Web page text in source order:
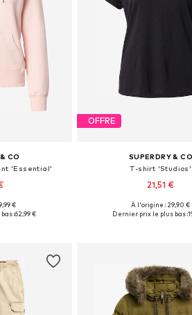
CO
'Essential'
+2
L, XL, XXL
€
:62,99 €
OFFRE
SUPERDRY & CO
T-shirt 'Studios'
21,51 €
+12
Tailles disponibles: XXS, XS,
À l'origine : 29,90 €
Dernier prix le plus bas :